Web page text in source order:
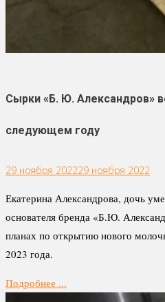
Сырки «Б. Ю. Александров»
следующем году
29 ноября 202229 ноября 2022
Екатерина Александрова, дочь
основателя бренда «Б.Ю.
планах по открытию нового
2023 года.
Подробнее ...